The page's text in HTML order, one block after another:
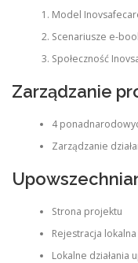
Model
Scenariusze e-
Społeczność
Zarządzanie
4
Zarządzanie
Strona projektu
Rejestracja lokalna
Lokalne działania